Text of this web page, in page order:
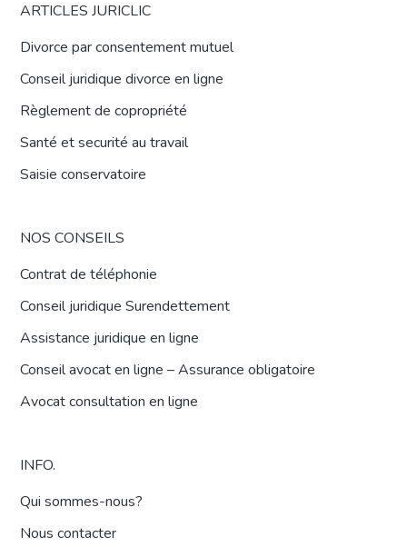
ARTICLES JURICLIC
Divorce par consentement mutuel
Conseil juridique divorce en ligne
Règlement de copropriété
Santé et securité au travail
Saisie conservatoire
NOS CONSEILS
Contrat de téléphonie
Conseil juridique Surendettement
Assistance juridique en ligne
Conseil avocat en ligne – Assurance obligatoire
Avocat consultation en ligne
INFO.
Qui sommes-nous?
Nous contacter